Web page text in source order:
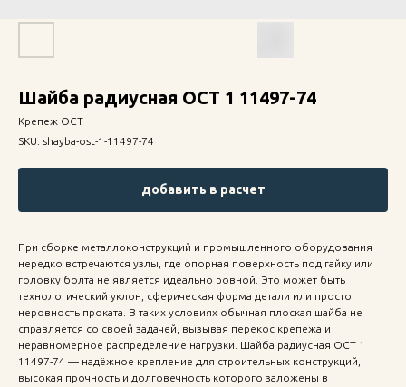
Шайба радиусная ОСТ 1 11497-74
Крепеж ОСТ
SKU: shayba-ost-1-11497-74
добавить в расчет
При сборке металлоконструкций и промышленного оборудования
нередко встречаются узлы, где опорная поверхность под гайку или
головку болта не является идеально ровной. Это может быть
технологический уклон, сферическая форма детали или просто
неровность проката. В таких условиях обычная плоская шайба не
справляется со своей задачей, вызывая перекос крепежа и
неравномерное распределение нагрузки. Шайба радиусная ОСТ 1
11497-74 — надёжное крепление для строительных конструкций,
высокая прочность и долговечность которого заложены в